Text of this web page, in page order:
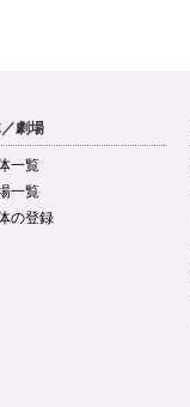
劇場
一覧
一覧
の登録